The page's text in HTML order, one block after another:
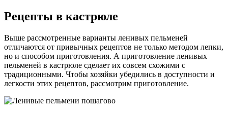
Рецепты в кастрюле
Выше рассмотренные варианты ленивых пельменей
отличаются от привычных рецептов не только методом лепки,
но и способом приготовления. А приготовление ленивых
пельменей в кастрюле сделает их совсем схожими с
традиционными. Чтобы хозяйки убедились в доступности и
легкости этих рецептов, рассмотрим приготовление.